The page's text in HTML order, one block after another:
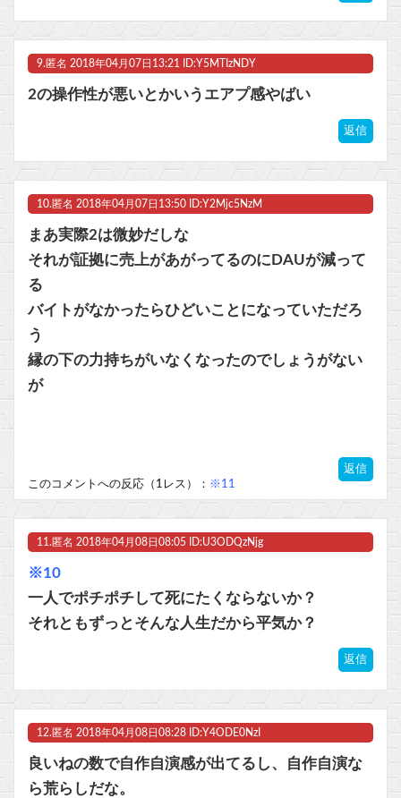
9. 匿名 2018年04月07日13:21 ID:Y5MTIzNDY
2の操作性が悪いとかいうエアプ感やばい
返信
10. 匿名 2018年04月07日13:50 ID:Y2Mjc5NzM
まあ実際2は微妙だしな
それが証拠に売上があがってるのにDAUが減って
る
バイトがなかったらひどいことになっていただろ
う
縁の下の力持ちがいなくなったのでしょうがない
が
返信
このコメントへの反応（1レス）： ※11
11. 匿名 2018年04月08日08:05 ID:U3ODQzNjg
※10
一人でポチポチして死にたくならないか？
それともずっとそんな人生だから平気か？
返信
12. 匿名 2018年04月08日08:28 ID:Y4ODE0NzI
良いねの数で自作自演感が出てるし、自作自演な
ら荒らしだな。